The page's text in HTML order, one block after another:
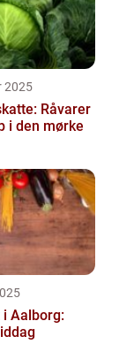
2025
Råvarer
i den mørke
i Aalborg: